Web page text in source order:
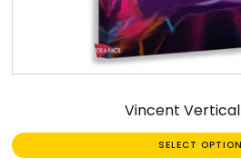
Vincent Vertical
SELECT